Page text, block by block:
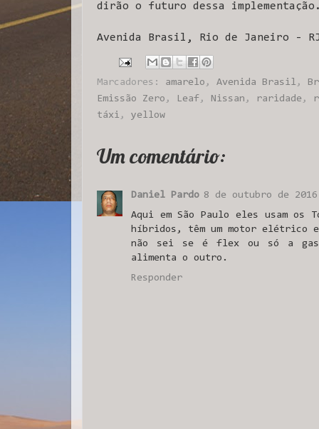
dirão o futuro dessa
Avenida Brasil, Rio de Janeiro -
Marcadores: amarelo , Avenida Brasil ,
Emissão Zero , Leaf , Nissan , raridade ,
táxi , yellow
Um comentário:
Daniel Pardo 8 de outubro de
Aqui em São Paulo eles usam os
híbridos, têm um motor elétrico
não sei se é flex ou só a
alimenta o outro.
Responder